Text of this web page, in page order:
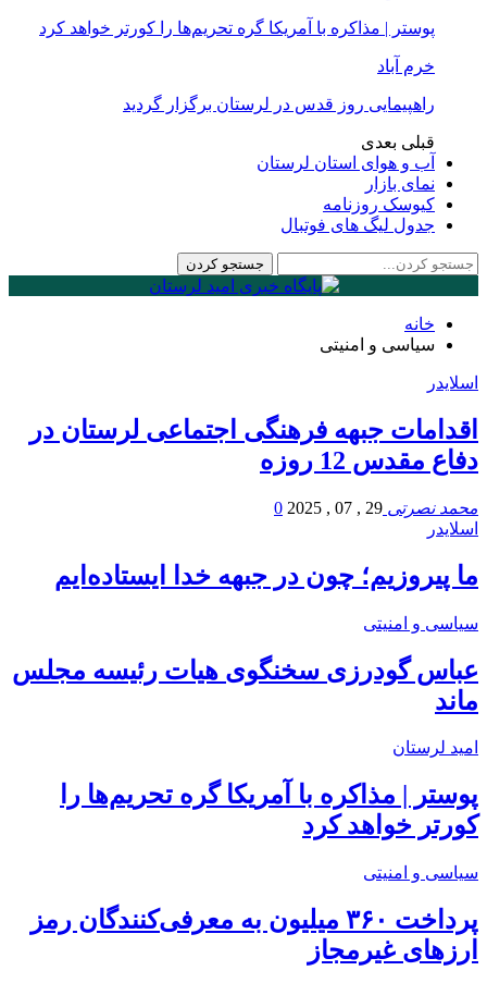
پوستر | مذاکره با آمریکا گره تحریم‌ها را کورتر خواهد کرد
خرم آباد
راهپیمایی روز قدس در لرستان برگزار گردید
قبلی بعدی
آب و هوای استان لرستان
نمای بازار
کیوسک روزنامه
جدول لیگ های فوتبال
خانه
سیاسی و امنیتی
اسلایدر
اقدامات جبهه فرهنگی اجتماعی لرستان در
دفاع مقدس 12 روزه
محمد نصرتی 29 , 07 , 2025
0
اسلایدر
ما پیروزیم؛ چون در جبهه خدا ایستاده‌ایم
سیاسی و امنیتی
عباس گودرزی سخنگوی هیات رئیسه مجلس
ماند
امید لرستان
پوستر | مذاکره با آمریکا گره تحریم‌ها را
کورتر خواهد کرد
سیاسی و امنیتی
پرداخت ۳۶۰ میلیون به معرفی‌کنندگان رمز
ارزهای غیرمجاز